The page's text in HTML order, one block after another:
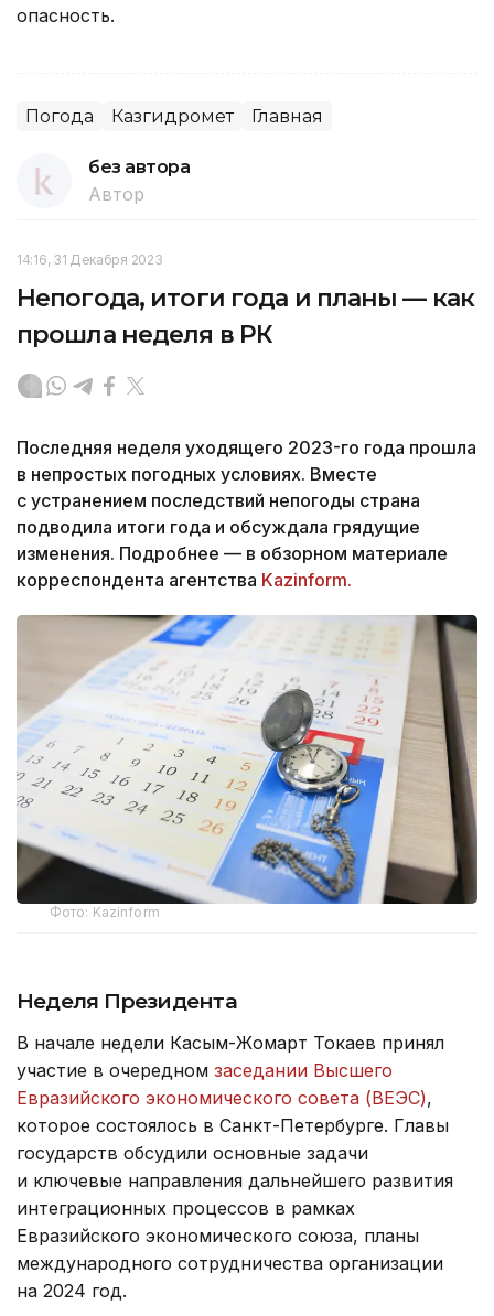
опасность.
Погода Казгидромет Главная
без автора
Автор
14:16, 31 Декабря 2023
Непогода, итоги года и планы — как
прошла неделя в РК
Последняя неделя уходящего 2023-го года прошла
в непростых погодных условиях. Вместе
с устранением последствий непогоды страна
подводила итоги года и обсуждала грядущие
изменения. Подробнее — в обзорном материале
корреспондента агентства Kazinform.
Фото: Kazinform
Неделя Президента
В начале недели Касым-Жомарт Токаев принял
участие в очередном заседании Высшего
Евразийского экономического совета (ВЕЭС),
которое состоялось в Санкт-Петербурге. Главы
государств обсудили основные задачи
и ключевые направления дальнейшего развития
интеграционных процессов в рамках
Евразийского экономического союза, планы
международного сотрудничества организации
на 2024 год.